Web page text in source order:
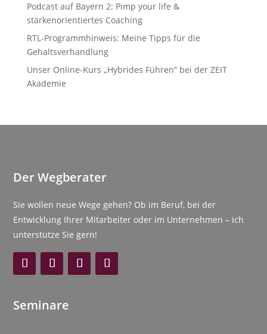
Podcast auf Bayern 2: Pimp your life &
stärkenorientiertes Coaching
RTL-Programmhinweis: Meine Tipps für die
Gehaltsverhandlung
Unser Online-Kurs „Hybrides Führen“ bei der ZEIT
Akademie
Der Wegberater
Sie wollen neue Wege gehen? Ob im Beruf, bei der
Entwicklung Ihrer Mitarbeiter oder im Unternehmen – ich
unterstütze Sie gern!
Seminare